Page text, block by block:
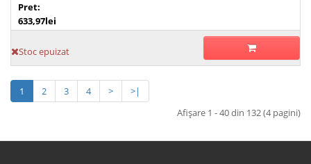
Pret:
633,97lei
Stoc epuizat
1 2 3 4 >
>|
Afişare 1 - 40 din 132 (4 pagini)